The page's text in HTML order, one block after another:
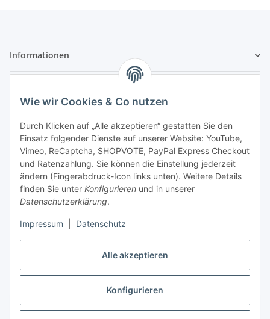
Alle akzeptieren
Konfigurieren
Wie wir Cookies & Co nutzen
Durch Klicken auf „Alle akzeptieren“ gestatten Sie den
Einsatz folgender Dienste auf unserer Website: YouTube,
Vimeo, ReCaptcha, SHOPVOTE, PayPal Express Checkout
und Ratenzahlung. Sie können die Einstellung jederzeit
ändern (Fingerabdruck-Icon links unten). Weitere Details
finden Sie unter Konfigurieren und in unserer
Datenschutzerklärung.
Impressum Datenschutz
Informationen
- Vorkasse Zahlung
- Nachnahme
Vertrag widerrufen